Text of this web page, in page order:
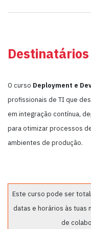
Destinatários
O curso Deployment e
profissionais de TI que
em integração contínua,
para otimizar processos
ambientes de produção.
Este curso pode ser
datas e horários às tuas
de